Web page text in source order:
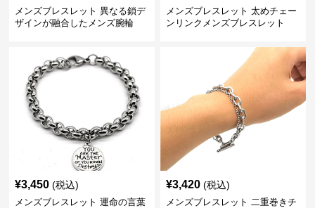
メンズブレスレット 異なる鎖デ
ザインが融合したメンズ腕輪
メンズブレスレット 太めチェー
ンリンクメンズブレスレット
¥3,450 (税込)
メンズブレスレット 運命の言葉
¥3,420 (税込)
メンズブレスレット 二重巻きチ